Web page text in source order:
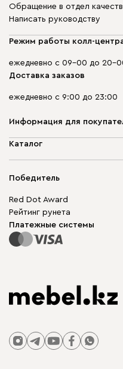
Обращение в отдел
Написать руководству
Режим работы колл-
ежедневно с 09-00 до 20-
Доставка заказов
ежедневно с 9:00 до 23:00
Информация для
О компании
Гарантия
Для бизнеса
Карта сайта
Каталог
Корпусная мебель
Модульная мебель
Столы и стулья
Победитель
Red Dot Award
Рейтинг рунета
Платежные системы